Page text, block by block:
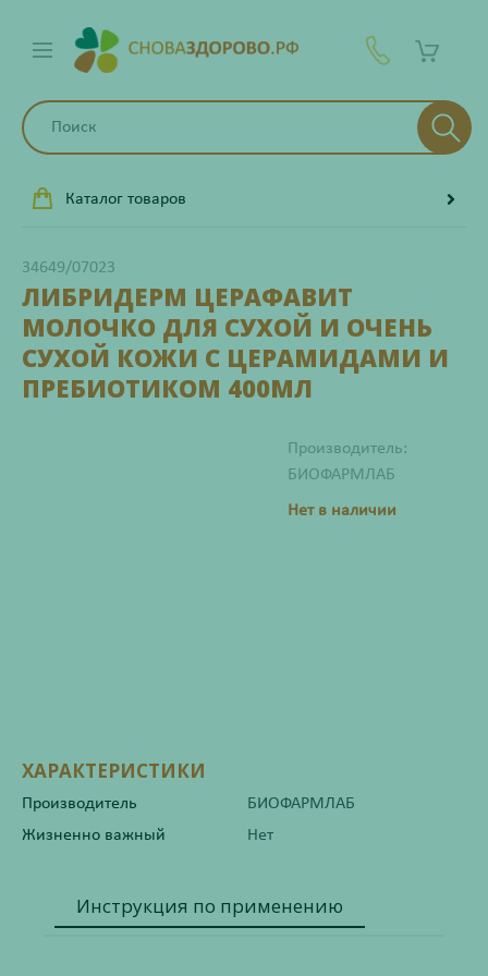
Каталог товаров
34649/07023
ЛИБРИДЕРМ ЦЕРАФАВИТ
МОЛОЧКО ДЛЯ СУХОЙ И ОЧЕНЬ
СУХОЙ КОЖИ С ЦЕРАМИДАМИ И
ПРЕБИОТИКОМ 400МЛ
Производитель:
БИОФАРМЛАБ
Нет в наличии
ХАРАКТЕРИСТИКИ
Производитель
БИОФАРМЛАБ
Жизненно важный
Нет
Инструкция по применению